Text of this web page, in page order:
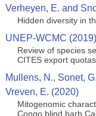
Verheyen, E. and
Hidden diversity in
UNEP-WCMC (2019)
Review of species
CITES export
Mullens, N., Sonet,
Vreven, E. (2020)
Mitogenomic
Congo blind barb